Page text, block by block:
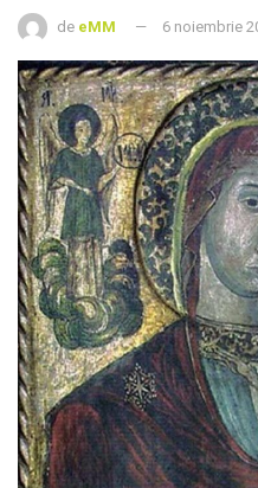
de eMM 6 noiembrie